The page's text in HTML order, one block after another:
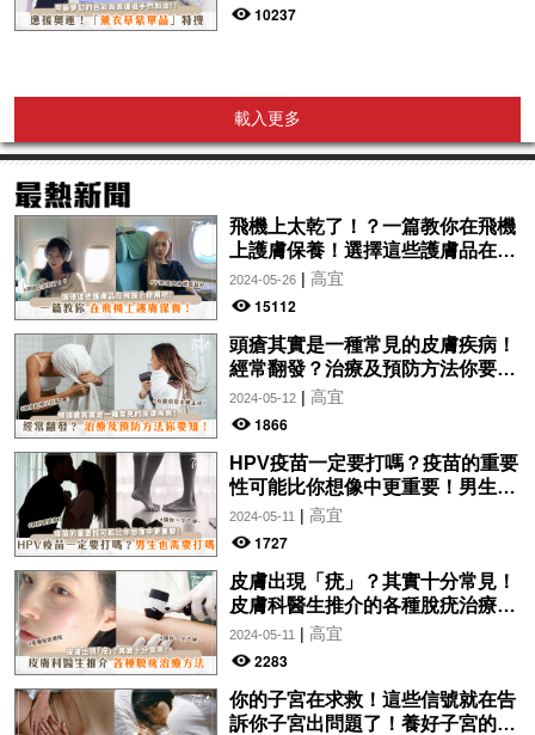
10237
載入更多
飛機上太乾了！？一篇教你在飛機
上護膚保養！選擇這些護膚品在飛
機上使用吧！
2024-05-26| 高宜
15112
頭瘡其實是一種常見的皮膚疾病！
經常翻發？治療及預防方法你要
知！
2024-05-12| 高宜
1866
HPV疫苗一定要打嗎？疫苗的重要
性可能比你想像中更重要！男生也
需要打嗎？
2024-05-11 | 高宜
1727
皮膚出現「疣」？其實十分常見！
皮膚科醫生推介的各種脫疣治療方
法分析！讓你一文了解~
2024-05-11 | 高宜
2283
你的子宮在求救！這些信號就在告
訴你子宮出問題了！養好子宮的方